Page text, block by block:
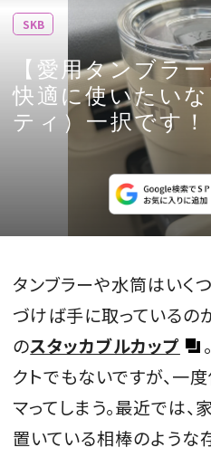
LIFESTYLE
CULTURE
CELEBRITY
COLLECTION
FORTUNE
SDGs
MAGAZINE
SKB
【愛用タンブラ
快適に使いたい
ティ）一択です！
タンブラーや水筒はいく
づけば手に取っているのが
のスタッカブルカップ
クトでもないですが、一
マってしまう。最近では
置いている相棒のような